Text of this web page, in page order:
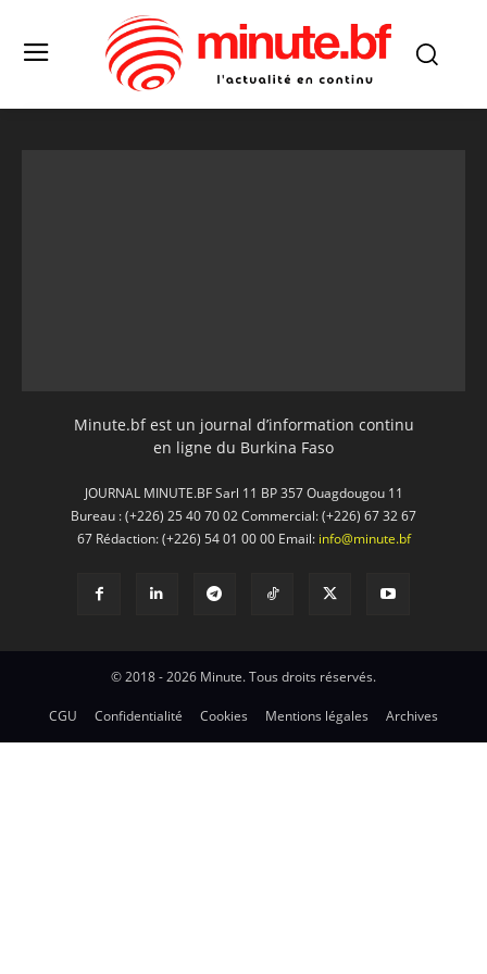
Minute.bf est un journal d’information continu
en ligne du Burkina Faso
JOURNAL MINUTE.BF Sarl 11 BP 357 Ouagdougou 11
Bureau : (+226) 25 40 70 02 Commercial: (+226) 67 32 67
67 Rédaction: (+226) 54 01 00 00 Email: info@minute.bf
© 2018 - 2026 Minute. Tous droits réservés.
CGU Confidentialité Cookies Mentions légales Archives